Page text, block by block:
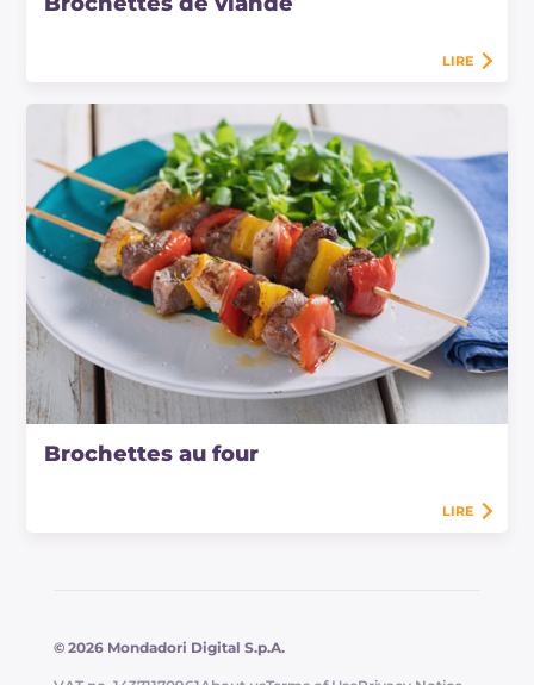
LIRE
Brochettes au four
LIRE
© 2026 Mondadori Digital S.p.A.